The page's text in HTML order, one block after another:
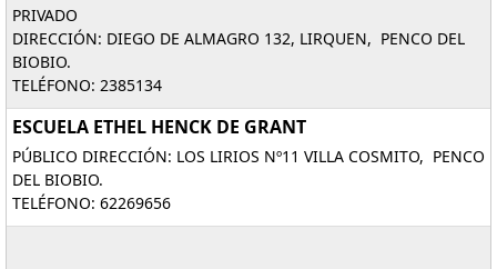
PRIVADO
DIRECCIÓN: DIEGO DE ALMAGRO 132, LIRQUEN, PENCO DEL
BIOBIO.
TELÉFONO: 2385134
ESCUELA ETHEL HENCK DE GRANT
PÚBLICO DIRECCIÓN: LOS LIRIOS Nº11 VILLA COSMITO, PENCO
DEL BIOBIO.
TELÉFONO: 62269656